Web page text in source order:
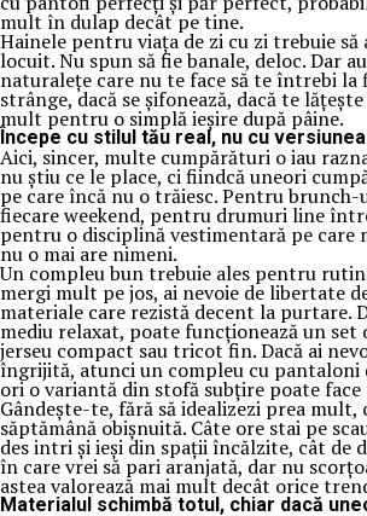
mult în dulap decât pe tine.
Hainele pentru viața de zi cu zi trebuie să
locuit. Nu spun să fie banale, deloc. Dar
naturalețe care nu te face să te întrebi la
strânge, dacă se șifonează, dacă te
mult pentru o simplă ieșire după pâine.
Începe cu stilul tău real, nu cu
Aici, sincer, multe cumpărături o iau
nu știu ce le place, ci fiindcă uneori
pe care încă nu o trăiesc. Pentru
fiecare weekend, pentru drumuri line
pentru o disciplină vestimentară pe care
nu o mai are nimeni.
Un compleu bun trebuie ales pentru
mergi mult pe jos, ai nevoie de libertate
materiale care rezistă decent la purtare.
mediu relaxat, poate funcționează un set
jerseu compact sau tricot fin. Dacă ai
îngrijită, atunci un compleu cu pantaloni
ori o variantă din stofă subțire poate face
Gândește-te, fără să idealizezi prea mult,
săptămână obișnuită. Câte ore stai pe
des intri și ieși din spații încălzite, cât de
în care vrei să pari aranjată, dar nu
astea valorează mai mult decât orice
Materialul schimbă totul, chiar dacă